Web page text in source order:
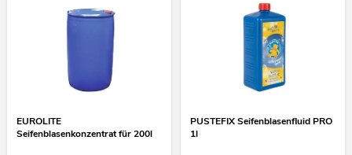
EUROLITE
Seifenblasenkonzentrat für 200l
PUSTEFIX Seifenblasenfluid PRO
1l